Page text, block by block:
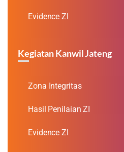
Evidence ZI
Kegiatan Kanwil Jateng
Zona Integritas
Hasil Penilaian ZI
Evidence ZI